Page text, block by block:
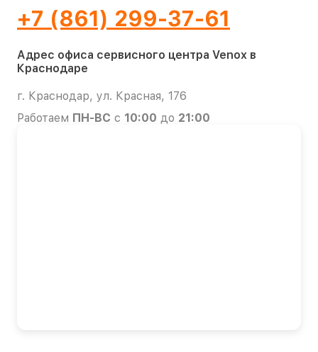
+7 (861) 299-37-61
Адрес офиса сервисного центра Venox в
Краснодаре
г. Краснодар, ул. Красная, 176
Работаем ПН-ВС с 10:00 до 21:00